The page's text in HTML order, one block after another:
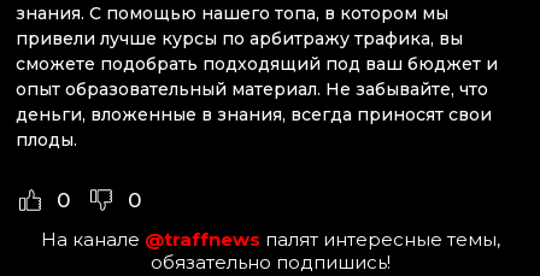
знания. С помощью нашего топа, в котором мы
привели лучше курсы по арбитражу трафика, вы
сможете подобрать подходящий под ваш бюджет и
опыт образовательный материал. Не забывайте, что
деньги, вложенные в знания, всегда приносят свои
плоды.
0 0
На канале @traffnews палят интересные темы,
обязательно подпишись!